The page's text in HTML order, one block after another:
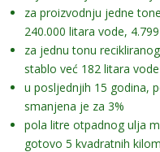
za proizvodnju jedne
240.000 litara vode,
za jednu tonu
stablo već 182 litara
u posljednjih 15 godina,
smanjena je za 3%
pola litre otpadnog ulja
gotovo 5 kvadratnih